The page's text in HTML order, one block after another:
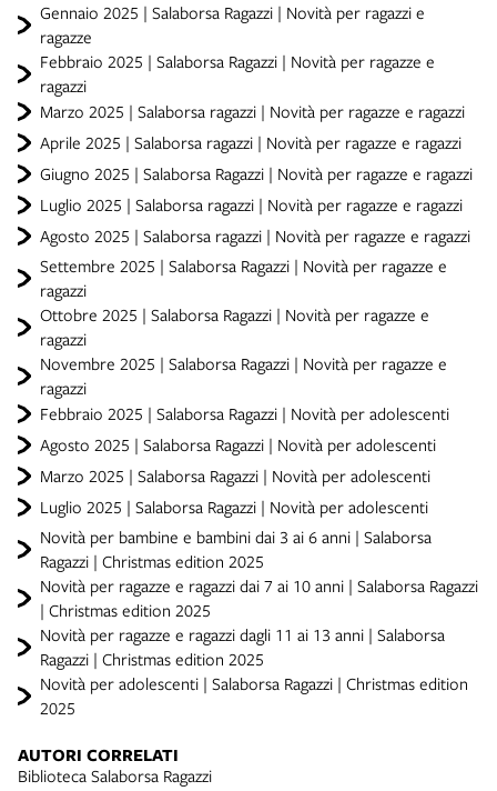
Gennaio 2025 | Salaborsa Ragazzi | Novità per ragazzi e
ragazze
Febbraio 2025 | Salaborsa Ragazzi | Novità per ragazze e
ragazzi
Marzo 2025 | Salaborsa ragazzi | Novità per ragazze e ragazzi
Aprile 2025 | Salaborsa ragazzi | Novità per ragazze e ragazzi
Giugno 2025 | Salaborsa Ragazzi | Novità per ragazze e ragazzi
Luglio 2025 | Salaborsa ragazzi | Novità per ragazze e ragazzi
Agosto 2025 | Salaborsa ragazzi | Novità per ragazze e ragazzi
Settembre 2025 | Salaborsa Ragazzi | Novità per ragazze e
ragazzi
Ottobre 2025 | Salaborsa Ragazzi | Novità per ragazze e
ragazzi
Novembre 2025 | Salaborsa Ragazzi | Novità per ragazze e
ragazzi
Febbraio 2025 | Salaborsa Ragazzi | Novità per adolescenti
Agosto 2025 | Salaborsa Ragazzi | Novità per adolescenti
Marzo 2025 | Salaborsa Ragazzi | Novità per adolescenti
Luglio 2025 | Salaborsa Ragazzi | Novità per adolescenti
Novità per bambine e bambini dai 3 ai 6 anni | Salaborsa
Ragazzi | Christmas edition 2025
Novità per ragazze e ragazzi dai 7 ai 10 anni | Salaborsa Ragazzi
| Christmas edition 2025
Novità per ragazze e ragazzi dagli 11 ai 13 anni | Salaborsa
Ragazzi | Christmas edition 2025
Novità per adolescenti | Salaborsa Ragazzi | Christmas edition
2025
AUTORI CORRELATI
Biblioteca Salaborsa Ragazzi